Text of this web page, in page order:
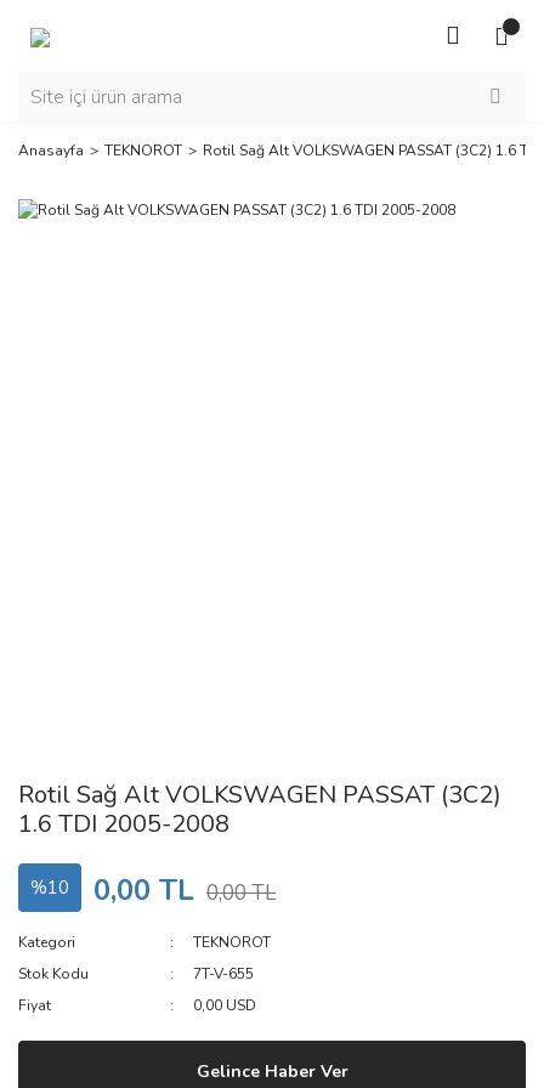
Anasayfa TEKNOROT Rotil Sağ Alt VOLKSWAGEN PASSAT (3C2) 1.6
Rotil Sağ Alt VOLKSWAGEN PASSAT (3C2)
1.6 TDI 2005-2008
%10 0,00 TL 0,00 TL
Kategori
TEKNOROT
Stok Kodu
7T-V-655
Fiyat
0,00 USD
Gelince Haber Ver